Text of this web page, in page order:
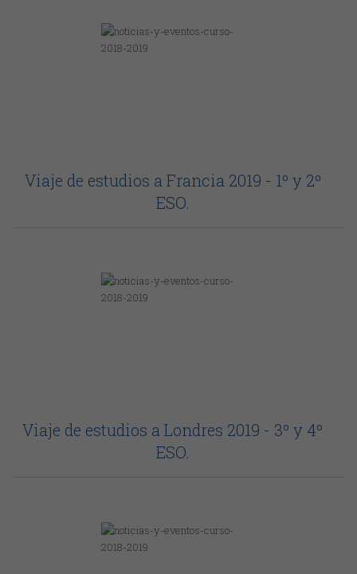
Viaje de estudios a Francia 2019 - 1º y 2º
ESO.
Viaje de estudios a Londres 2019 - 3º y 4º
ESO.